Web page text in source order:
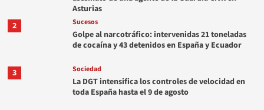
Asturias
2
Sucesos
Golpe al narcotráfico: intervenidas 21 toneladas
de cocaína y 43 detenidos en España y Ecuador
3 Sociedad
La DGT intensifica los controles de velocidad en
toda España hasta el 9 de agosto